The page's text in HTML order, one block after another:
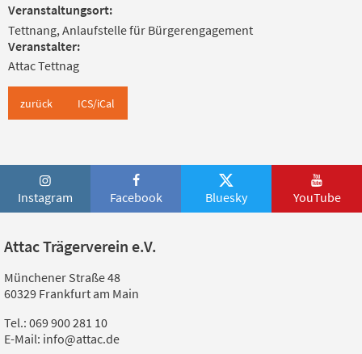
Veranstaltungsort:
Tettnang, Anlaufstelle für Bürgerengagement
Veranstalter:
Attac Tettnag
zurück ICS/iCal
Instagram Facebook Bluesky YouTube
Attac Trägerverein e.V.
Münchener Straße 48
60329 Frankfurt am Main
Tel.: 069 900 281 10
E-Mail: info@attac.de